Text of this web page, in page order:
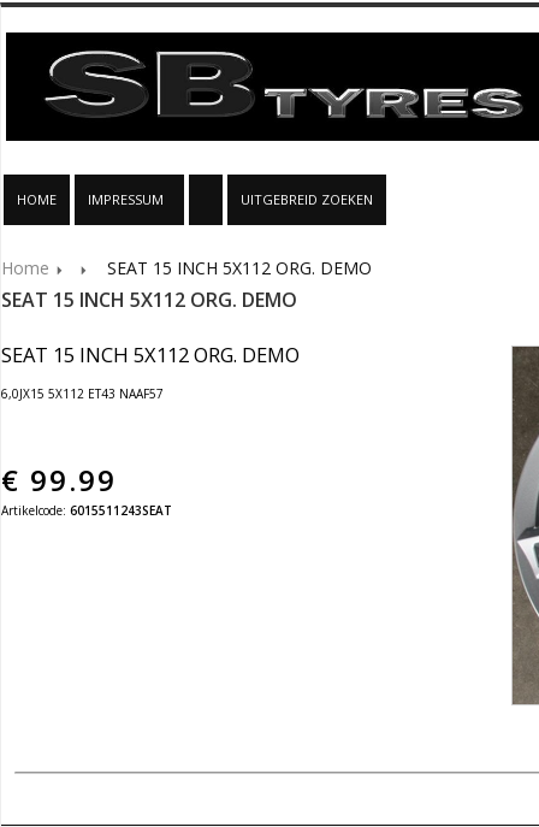
HOME IMPRESSUM UITGEBREID ZOEKEN
Home SEAT 15 INCH 5X112 ORG. DEMO
SEAT 15 INCH 5X112 ORG. DEMO
SEAT 15 INCH 5X112 ORG. DEMO
6,0JX15 5X112 ET43 NAAF57
€ 99.99
Artikelcode: 6015511243SEAT